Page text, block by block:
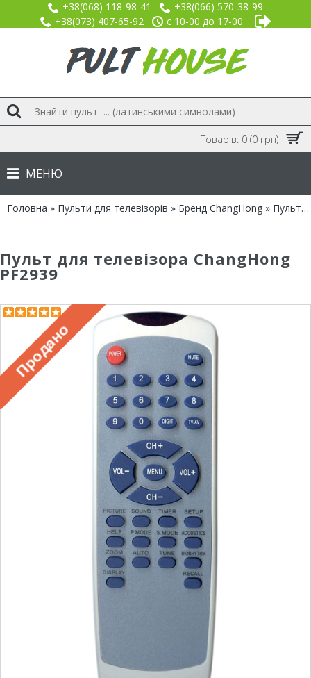
+38(068) 118-98-41
+38(066) 570-38-99
+38(073) 407-65-92
с 10-00 до 17-00
Товарів: 0 (0 грн)
МЕНЮ
Головна » Пульти для телевізорів » Бренд ChangHong » Пульт для ChangHong PF2939
Пульт для телевізора ChangHong
PF2939